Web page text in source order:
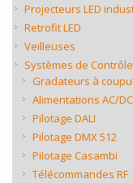
Projecteurs LED
Retrofit LED
Veilleuses
Systèmes de Contrôle
Gradateurs à
Alimentations AC/DC
Pilotage DALI
Pilotage DMX 512
Pilotage Casambi
Télécommandes RF